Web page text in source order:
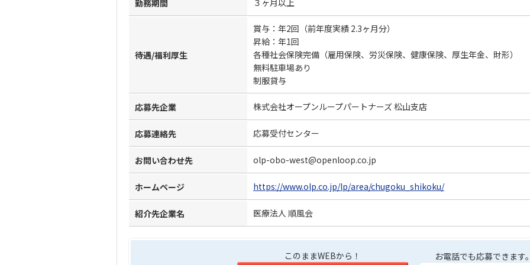
勤務期間 ３ヶ月以上
待遇/福利厚生
賞与：年2回（前年度実績 2.3ヶ月分）
昇給：年1回
各種社会保険完備（雇用保険、労災保険、健康保険、厚生年金、財形）
無料駐車場あり
制服貸与
応募先企業 株式会社オープンループパートナーズ 松山支店
応募連絡先 応募受付センター
お問い合わせ先 olp-obo-west@openloop.co.jp
ホームページ https://www.olp.co.jp/lp/area/chugoku_shikoku/
紹介先企業名 医療法人 順風会
このままWEBから！ お電話でも応募できます